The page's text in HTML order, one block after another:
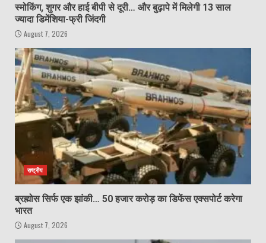
स्मोकिंग, शुगर और हाई बीपी से दूरी… और बुढ़ापे में मिलेगी 13 साल
ज्यादा डिमेंशिया-फ्री जिंदगी
August 7, 2026
राष्ट्रीय
ब्रह्मोस सिर्फ एक झांकी… 50 हजार करोड़ का डिफेंस एक्सपोर्ट करेगा
भारत
August 7, 2026